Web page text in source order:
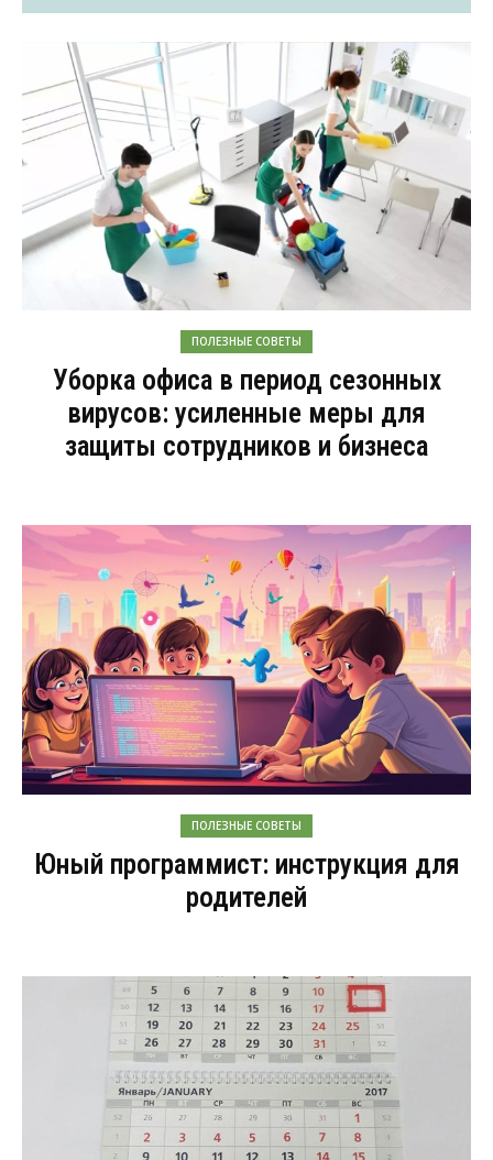
ПОЛЕЗНЫЕ СОВЕТЫ
Уборка офиса в период сезонных
вирусов: усиленные меры для
защиты сотрудников и бизнеса
ПОЛЕЗНЫЕ СОВЕТЫ
Юный программист: инструкция для
родителей